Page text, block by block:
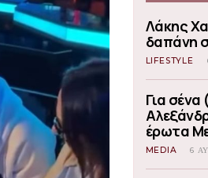
Λάκης
δαπάνη
LIFESTYLE
Για
έρωτα
MEDIA 6